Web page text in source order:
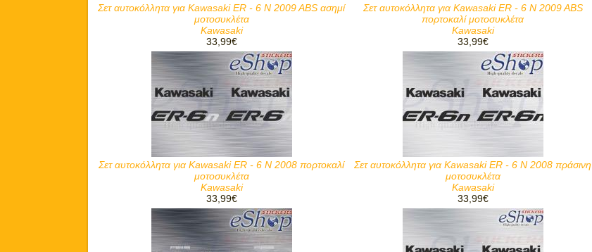
Σετ αυτοκόλλητα για Kawasaki ER - 6 N 2009 ABS ασημί
μοτοσυκλέτα
Kawasaki
33,99€
Σετ αυτοκόλλητα για Kawasaki ER - 6 N 2009 ABS
πορτοκαλί μοτοσυκλέτα
Kawasaki
33,99€
Σετ αυτοκόλλητα για Kawasaki ER - 6 N 2008 πορτοκαλί
μοτοσυκλέτα
Kawasaki
33,99€
Σετ αυτοκόλλητα για Kawasaki ER - 6 N 2008 πράσινη
μοτοσυκλέτα
Kawasaki
33,99€